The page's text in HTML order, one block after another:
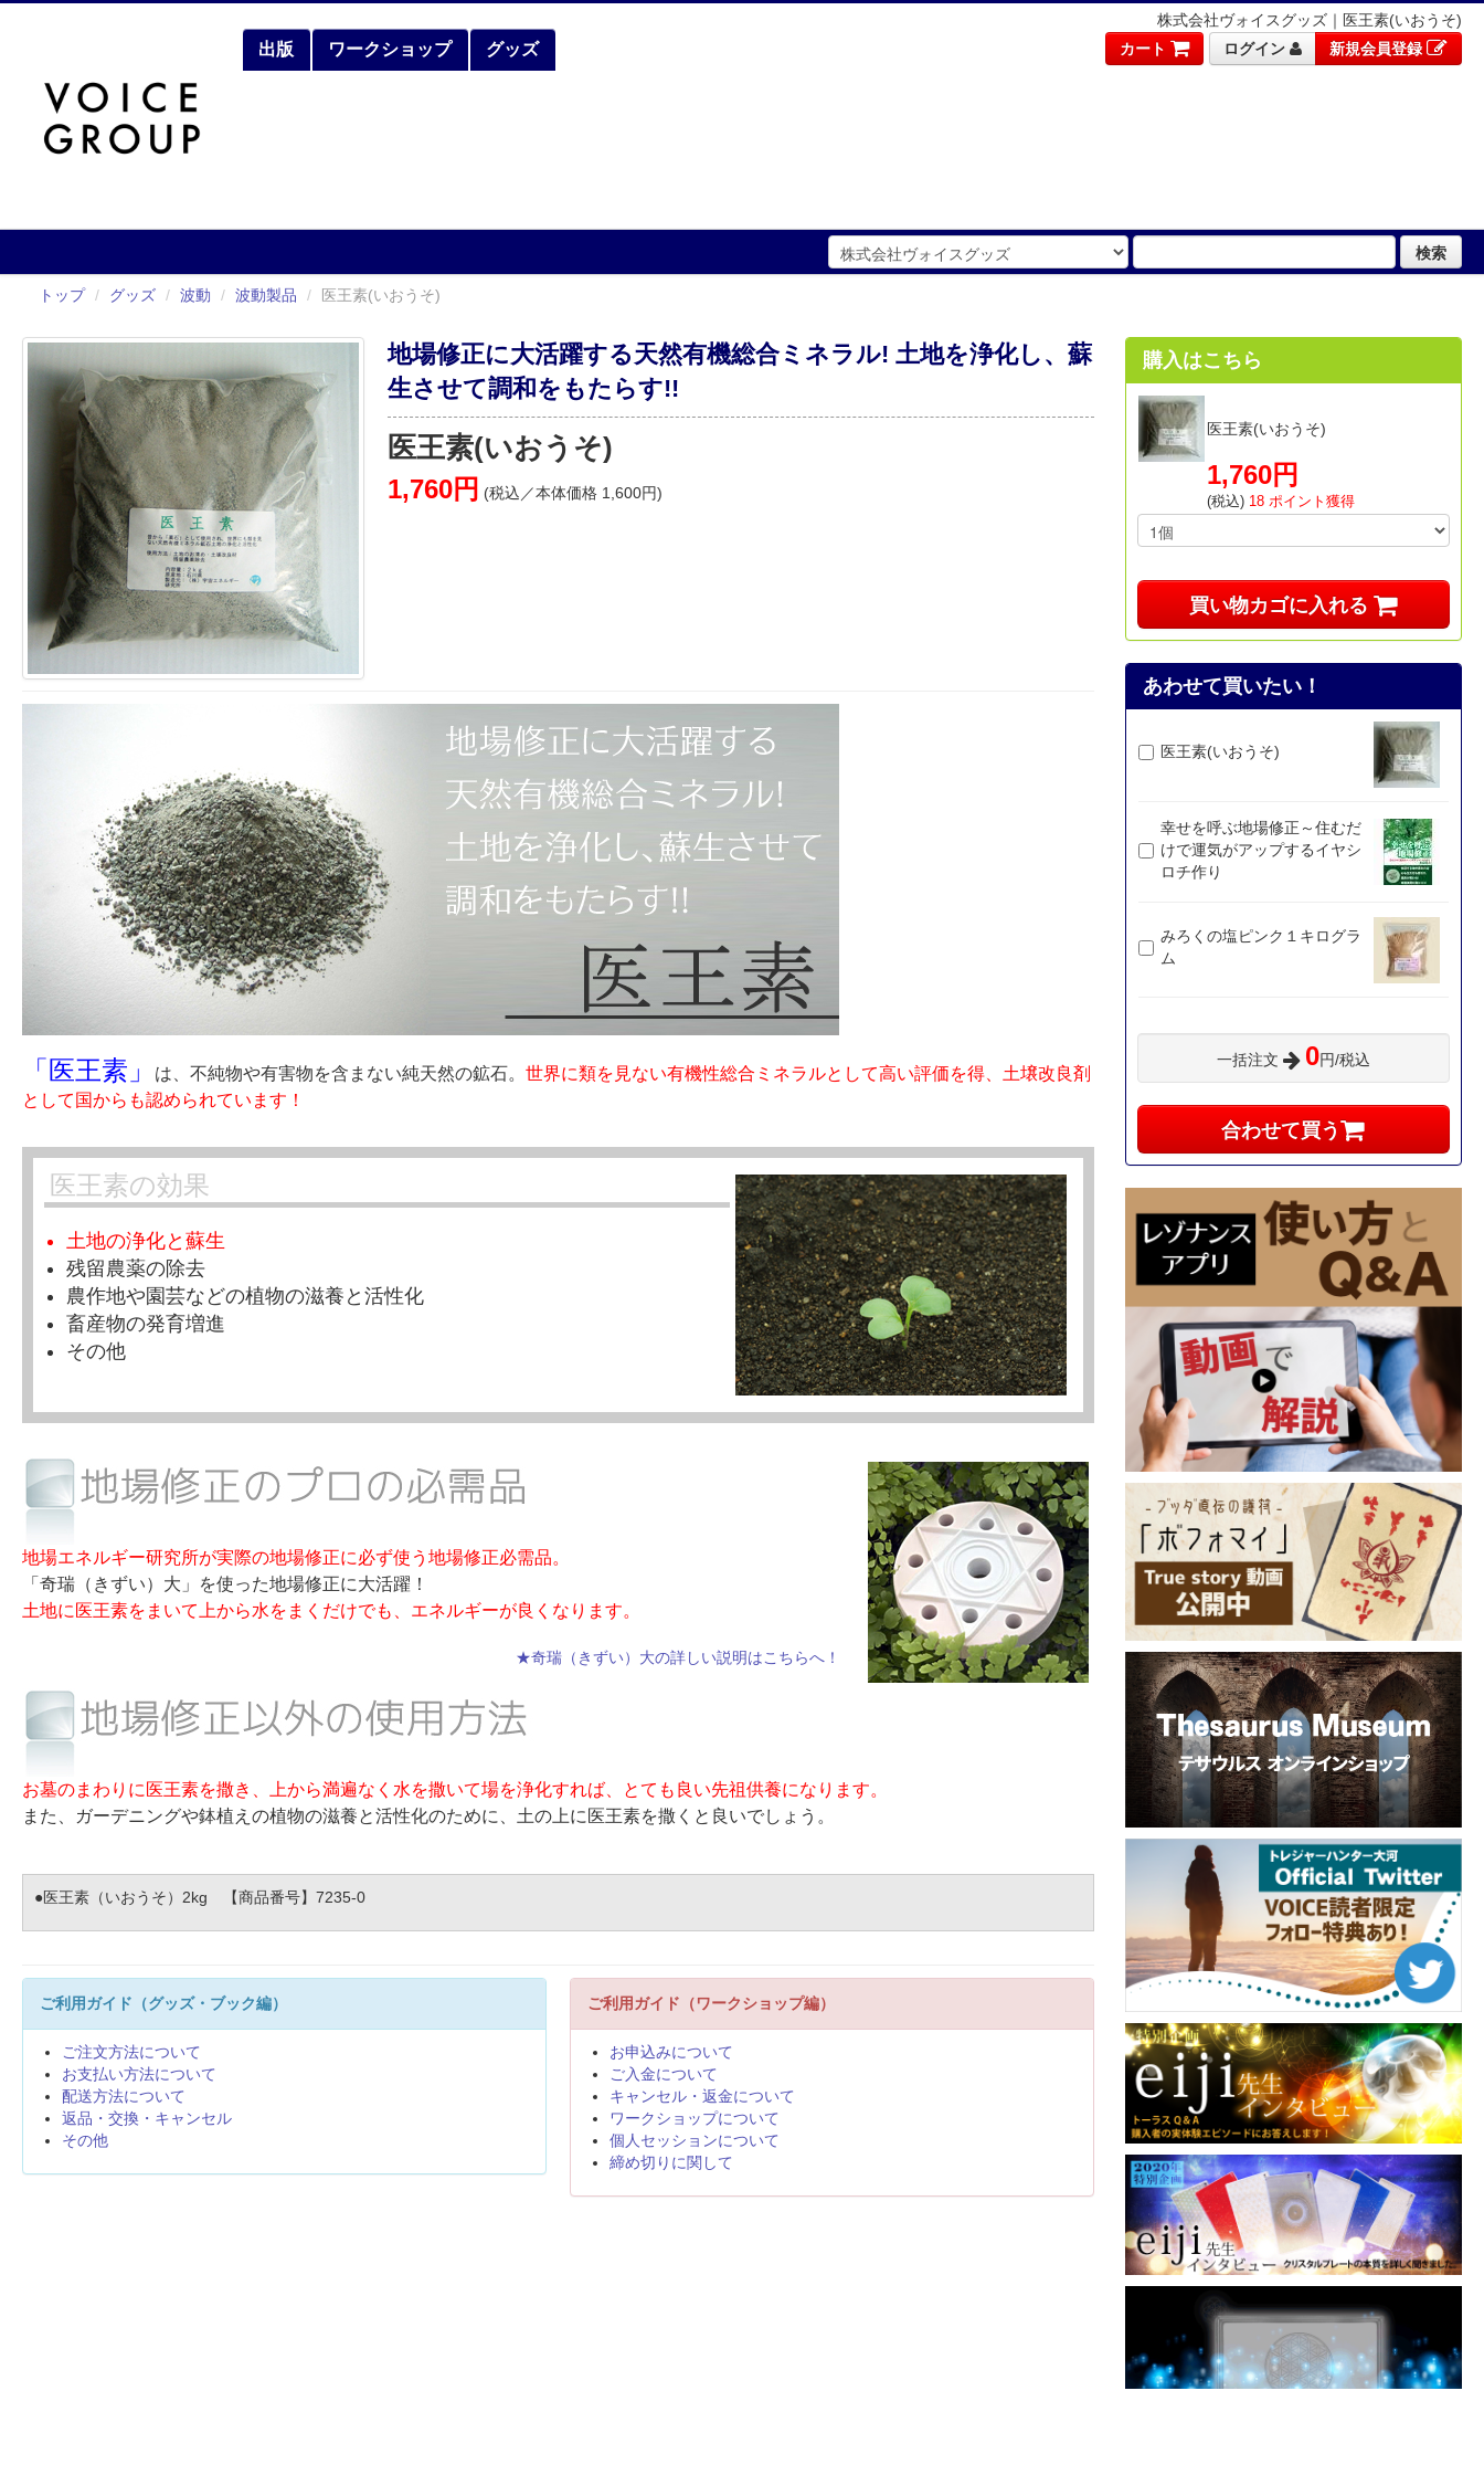
株式会社ヴォイスグッズ｜医王素(いおうそ)
カート
ログイン 新規会員登録
出版 ワークショップ グッズ
検索
トップ / グッズ / 波動 / 波動製品 / 医王素(いおうそ)
地場修正に大活躍する天然有機総合ミネラル! 土地を浄化し、蘇
生させて調和をもたらす!!
医王素(いおうそ)
1,760円 (税込／本体価格 1,600円)
「医王素」 は、不純物や有害物を含まない純天然の鉱石。 世界に類を見ない有機性総合ミネラルとして高い評価を得、土壌改良剤
として国からも認められています！
医王素の効果
土地の浄化と蘇生
残留農薬の除去
農作地や園芸などの植物の滋養と活性化
畜産物の発育増進
その他
地場エネルギー研究所が実際の地場修正に必ず使う地場修正必需品。
「奇瑞（きずい）大」を使った地場修正に大活躍！
土地に医王素をまいて上から水をまくだけでも、エネルギーが良くなります。
★奇瑞（きずい）大の詳しい説明はこちらへ！
お墓のまわりに医王素を撒き、上から満遍なく水を撒いて場を浄化すれば、とても良い先祖供養になります。
また、ガーデニングや鉢植えの植物の滋養と活性化のために、土の上に医王素を撒くと良いでしょう。
●医王素（いおうそ）2kg 【商品番号】7235-0
ご利用ガイド（グッズ・ブック編）
ご注文方法について
お支払い方法について
配送方法について
返品・交換・キャンセル
その他
ご利用ガイド（ワークショップ編）
お申込みについて
ご入金について
キャンセル・返金について
ワークショップについて
個人セッションについて
締め切りに関して
購入はこちら
医王素(いおうそ)
1,760円
(税込) 18 ポイント獲得
買い物カゴに入れる
あわせて買いたい！
医王素(いおうそ)
幸せを呼ぶ地場修正～住むだ
けで運気がアップするイヤシ
ロチ作り
みろくの塩ピンク１キログラ
ム
一括注文 0円/税込
合わせて買う